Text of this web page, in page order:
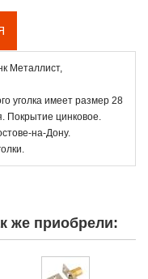
Металлист,
уголка имеет размер 28
Покрытие цинковое.
на-Дону.
же приобрели: